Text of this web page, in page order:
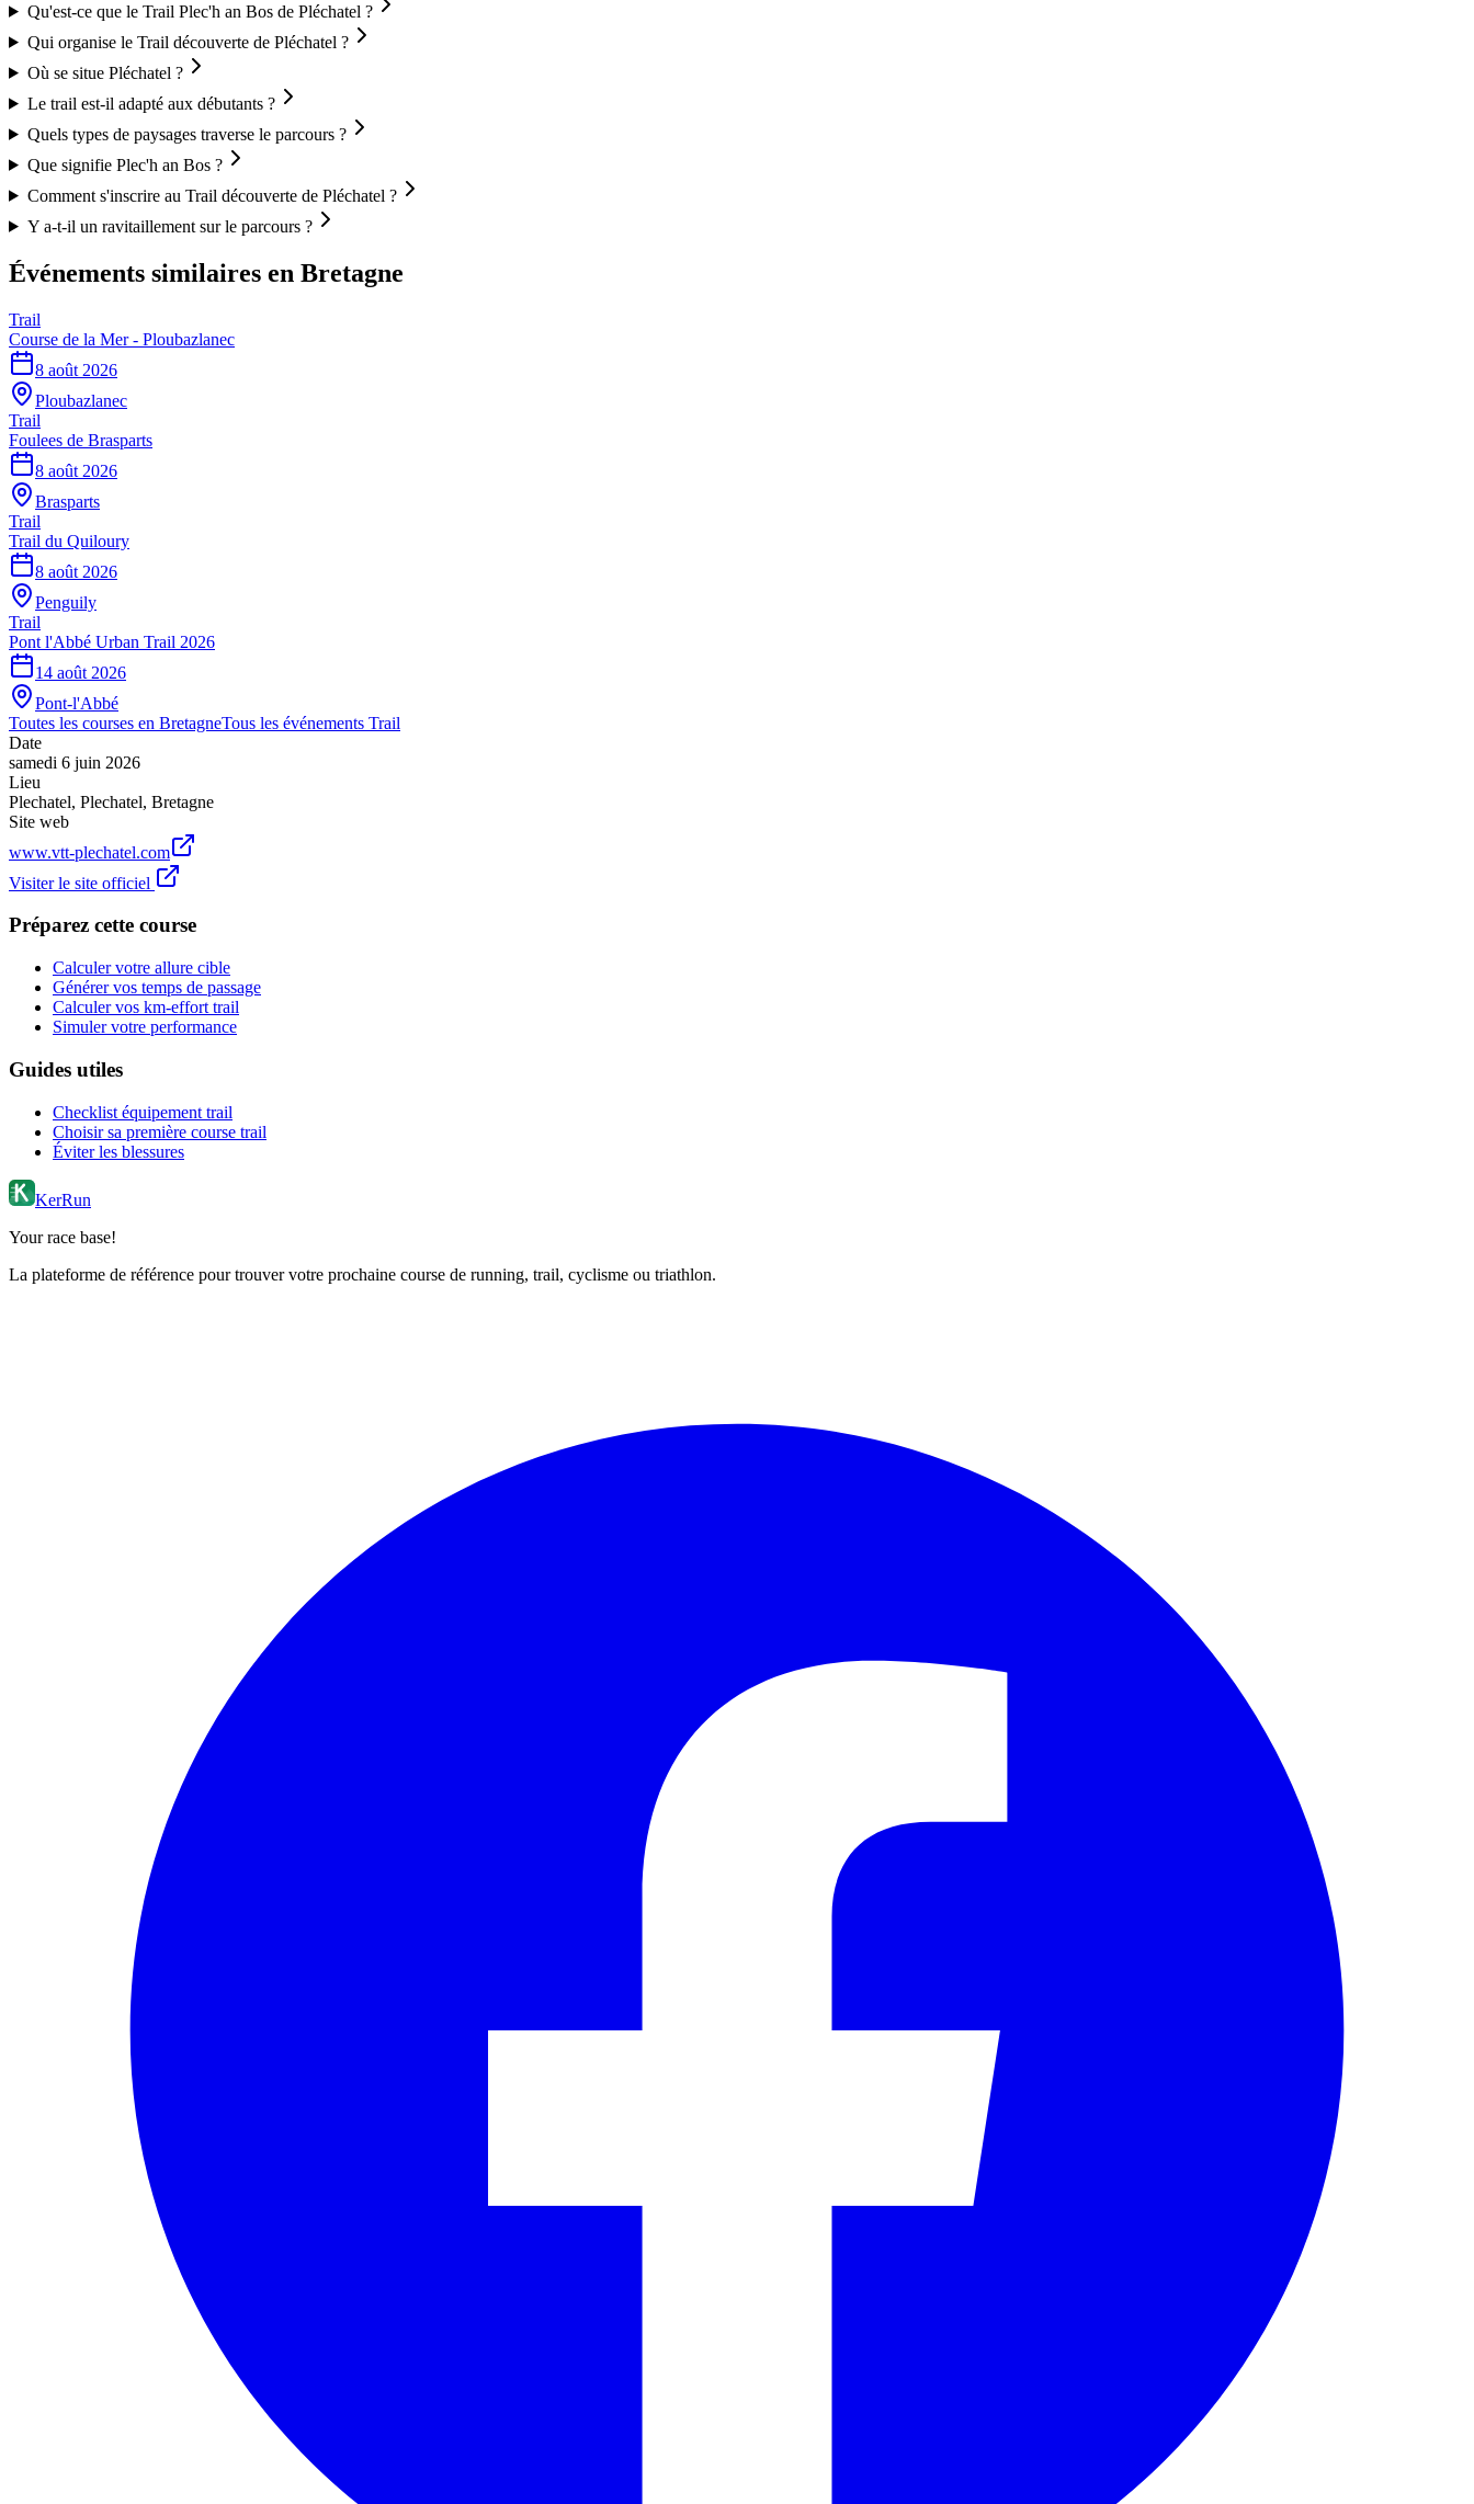
Qu'est-ce que le Trail Plec'h an Bos de Pléchatel ?
Qui organise le Trail découverte de Pléchatel ?
Où se situe Pléchatel ?
Le trail est-il adapté aux débutants ?
Quels types de paysages traverse le parcours ?
Que signifie Plec'h an Bos ?
Comment s'inscrire au Trail découverte de Pléchatel ?
Y a-t-il un ravitaillement sur le parcours ?
Événements similaires en Bretagne
Trail
Course de la Mer - Ploubazlanec
8 août 2026
Ploubazlanec
Trail
Foulees de Brasparts
8 août 2026
Brasparts
Trail
Trail du Quiloury
8 août 2026
Penguily
Trail
Pont l'Abbé Urban Trail 2026
14 août 2026
Pont-l'Abbé
Toutes les courses en BretagneTous les événements Trail
Date
samedi 6 juin 2026
Lieu
Plechatel, Plechatel, Bretagne
Site web
www.vtt-plechatel.com
Visiter le site officiel
Préparez cette course
Calculer votre allure cible
Générer vos temps de passage
Calculer vos km-effort trail
Simuler votre performance
Guides utiles
Checklist équipement trail
Choisir sa première course trail
Éviter les blessures
KerRun
Your race base!
La plateforme de référence pour trouver votre prochaine course de running, trail, cyclisme ou triathlon.